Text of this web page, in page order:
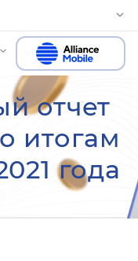
отчет
итогам
года